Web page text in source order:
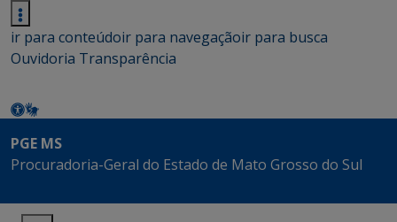
ir para conteúdoir para navegaçãoir para busca
Ouvidoria Transparência
PGE MS
Procuradoria-Geral do Estado de Mato Grosso do Sul